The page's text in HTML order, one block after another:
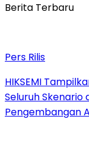
Berita Terbaru
Pers Rilis
HIKSEMI
Seluruh Skenario
Pengembangan